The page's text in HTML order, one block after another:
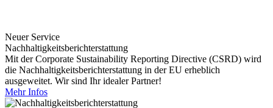
Neuer Service
Nachhaltigkeitsberichterstattung
Mit der Corporate Sustainability Reporting Directive (CSRD) wird
die Nachhaltigkeitsberichterstattung in der EU erheblich
ausgeweitet. Wir sind Ihr idealer Partner!
Mehr Infos